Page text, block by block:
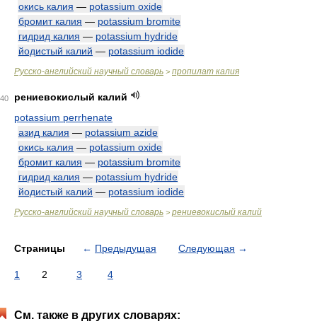
окись калия — potassium oxide
бромит калия — potassium bromite
гидрид калия — potassium hydride
йодистый калий — potassium iodide
Русско-английский научный словарь > пропилат калия
40
рениевокислый калий
potassium perrhenate
азид калия — potassium azide
окись калия — potassium oxide
бромит калия — potassium bromite
гидрид калия — potassium hydride
йодистый калий — potassium iodide
Русско-английский научный словарь > рениевокислый калий
Страницы ← Предыдущая Следующая →
1 2 3 4
См. также в других словарях: